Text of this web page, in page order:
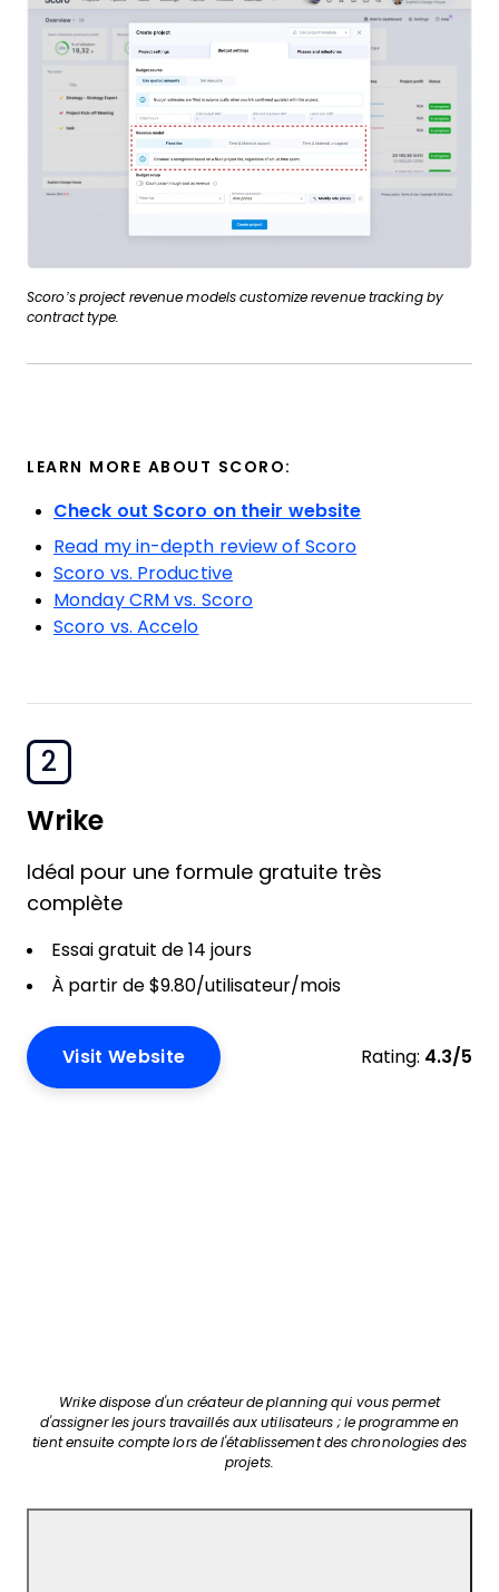
Scoro’s project revenue models customize revenue tracking by
contract type.
LEARN MORE ABOUT SCORO:
Check out Scoro on their website
Read my in-depth review of Scoro
Scoro vs. Productive
Monday CRM vs. Scoro
Scoro vs. Accelo
2
Wrike
Idéal pour une formule gratuite très
complète
Essai gratuit de 14 jours
À partir de $9.80/utilisateur/mois
Visit Website Rating: 4.3/5
Wrike dispose d'un créateur de planning qui vous permet
d'assigner les jours travaillés aux utilisateurs ; le programme en
tient ensuite compte lors de l'établissement des chronologies des
projets.